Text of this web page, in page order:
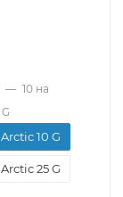
— 10 на
10 G
25 G